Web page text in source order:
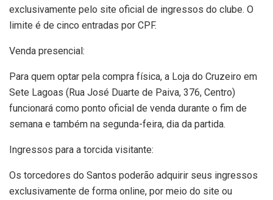
exclusivamente pelo site oficial de ingressos do clube. O
limite é de cinco entradas por CPF.
Venda presencial:
Para quem optar pela compra física, a Loja do Cruzeiro em
Sete Lagoas (Rua José Duarte de Paiva, 376, Centro)
funcionará como ponto oficial de venda durante o fim de
semana e também na segunda-feira, dia da partida.
Ingressos para a torcida visitante:
Os torcedores do Santos poderão adquirir seus ingressos
exclusivamente de forma online, por meio do site ou